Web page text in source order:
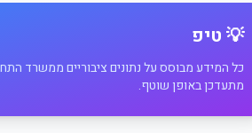
💡 טיפ
כל המידע מבוסס על נתונים ציבוריים ממשרד
מתעדכן באופן שוטף.